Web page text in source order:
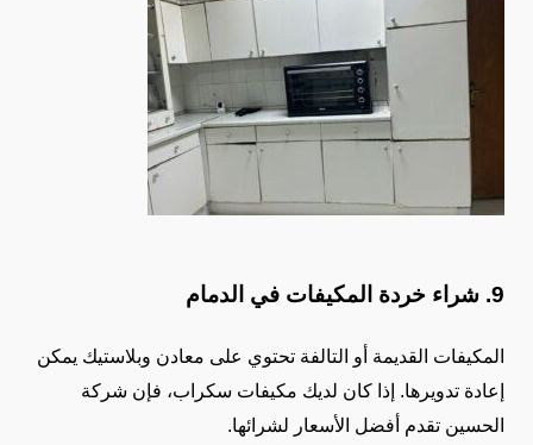
9. شراء خردة المكيفات في الدمام
المكيفات القديمة أو التالفة تحتوي على معادن وبلاستيك يمكن
إعادة تدويرها. إذا كان لديك مكيفات سكراب، فإن شركة
الحسين تقدم أفضل الأسعار لشرائها.